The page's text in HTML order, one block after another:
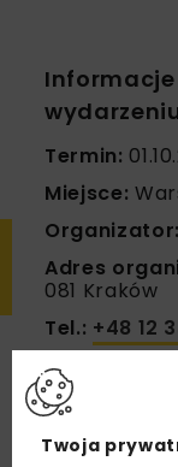
Informacje
Termin:
Miejsce:
Organizator:
Adres
081 Kraków
Tel.: +48 12
E-mail:
WWW:
Twoja